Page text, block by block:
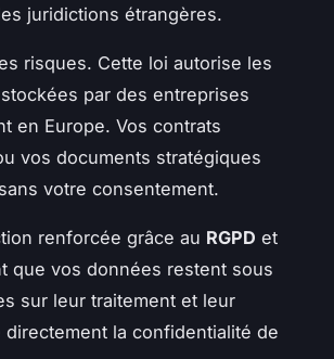
juridictions étrangères.
risques. Cette loi autorise les
par des entreprises
en Europe. Vos contrats
vos documents stratégiques
votre consentement.
renforcée grâce au RGPD et
que vos données restent sous
sur leur traitement et leur
la confidentialité de